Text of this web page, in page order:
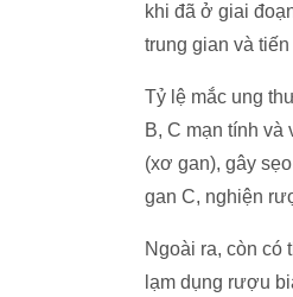
khi đã ở giai
trung gian và
Tỷ lệ mắc ung
B, C mạn tính
(xơ gan), gây
gan C, nghiện
Ngoài ra, còn có
lạm dụng rượu